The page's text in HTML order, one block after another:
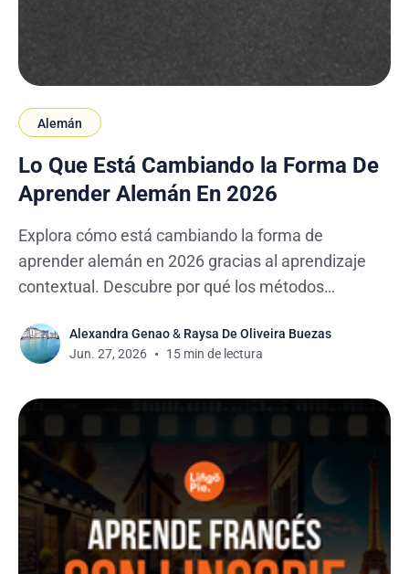
Alemán
Lo Que Está Cambiando la Forma De
Aprender Alemán En 2026
Explora cómo está cambiando la forma de
aprender alemán en 2026 gracias al aprendizaje
contextual. Descubre por qué los métodos
series y películas pueden ayudarte a mejorar
vocabulario, comprensión auditiva y fluidez de
Alexandra Genao& Raysa De Oliveira Buezas
Jun. 27, 2026
15 min de lectura